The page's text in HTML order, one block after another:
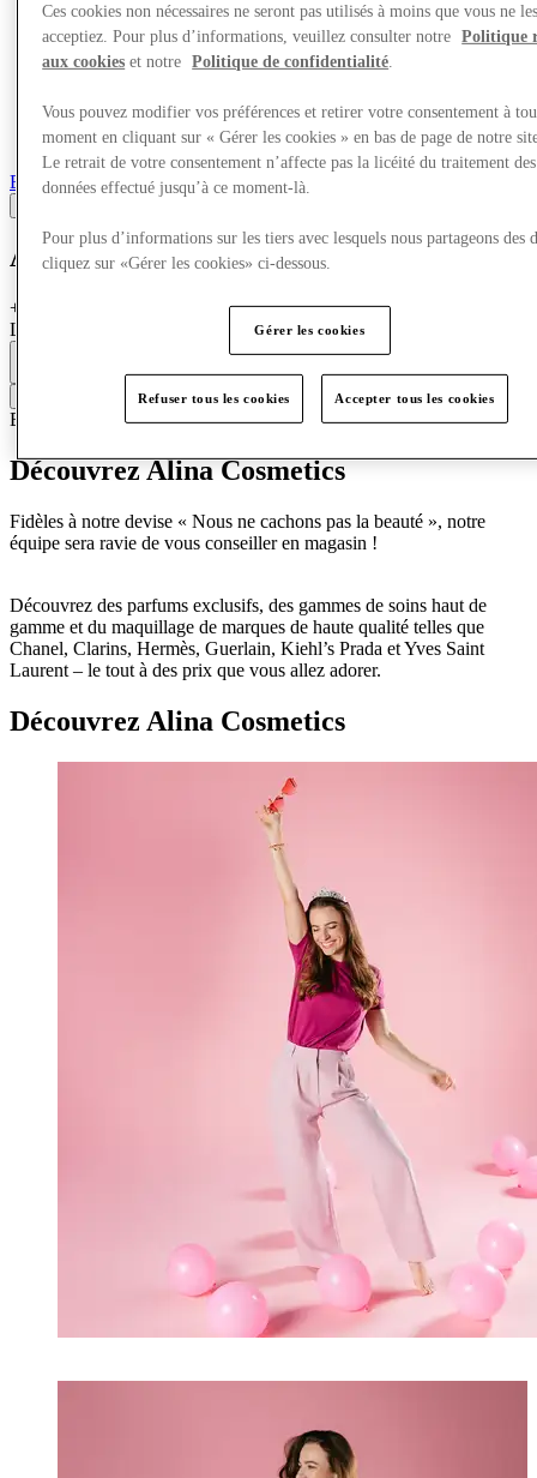
Boutiques
Alina Cosmetics
+
Hugo Boss, Prada, Burberry, Yves Saint Laurent, Lancôme,
Lancaster, Paco Rabanne, Biotherm
Contacter la boutique
Beauté Parfums & Cosmétiques
Découvrez Alina Cosmetics
Fidèles à notre devise « Nous ne cachons pas la beauté », notre
équipe sera ravie de vous conseiller en magasin !
Découvrez des parfums exclusifs, des gammes de soins haut de
gamme et du maquillage de marques de haute qualité telles que
Chanel, Clarins, Hermès, Guerlain, Kiehl’s Prada et Yves Saint
Laurent – le tout à des prix que vous allez adorer.
Découvrez Alina Cosmetics
Ces cookies non nécessaires ne seront pas utilisés à moins que vous ne
acceptiez. Pour plus d’informations, veuillez consulter notre
Politique
aux cookies et notre Politique de confidentialité
Vous pouvez modifier vos préférences et retirer votre consentement à
moment en cliquant sur « Gérer les cookies » en bas de page de notre
Le retrait de votre consentement n’affecte pas la licéité du traitement des
données effectué jusqu’à ce moment-là.
Pour plus d’informations sur les tiers avec lesquels nous partageons des
cliquez sur «Gérer les cookies» ci-dessous.
Gérer les cookies
Refuser tous les cookies Accepter tous les cookies